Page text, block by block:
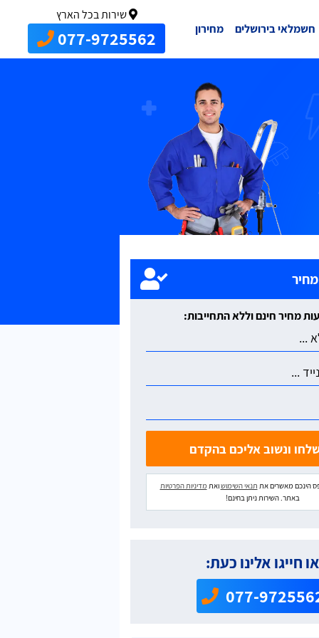
חשמלאי בירושלים מחירון
שירות בכל הארץ
077-9725562
הינכם מאשרים את תנאי השימושואת מדיניות הפרטיות
באתר. השירות ניתן בחינם!
או חייגו אלינו כעת:
077-